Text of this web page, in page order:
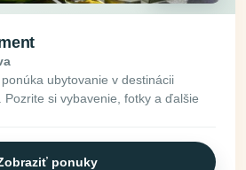
ubytovanie v destinácii
Pozrite si vybavenie, fotky a ďalšie
ponuky